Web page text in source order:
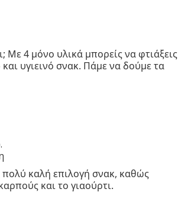
Με 4 μόνο υλικά μπορείς να φτιάξεις
υγιεινό σνακ. Πάμε να δούμε τα
πολύ καλή επιλογή σνακ, καθώς
και το γιαούρτι.